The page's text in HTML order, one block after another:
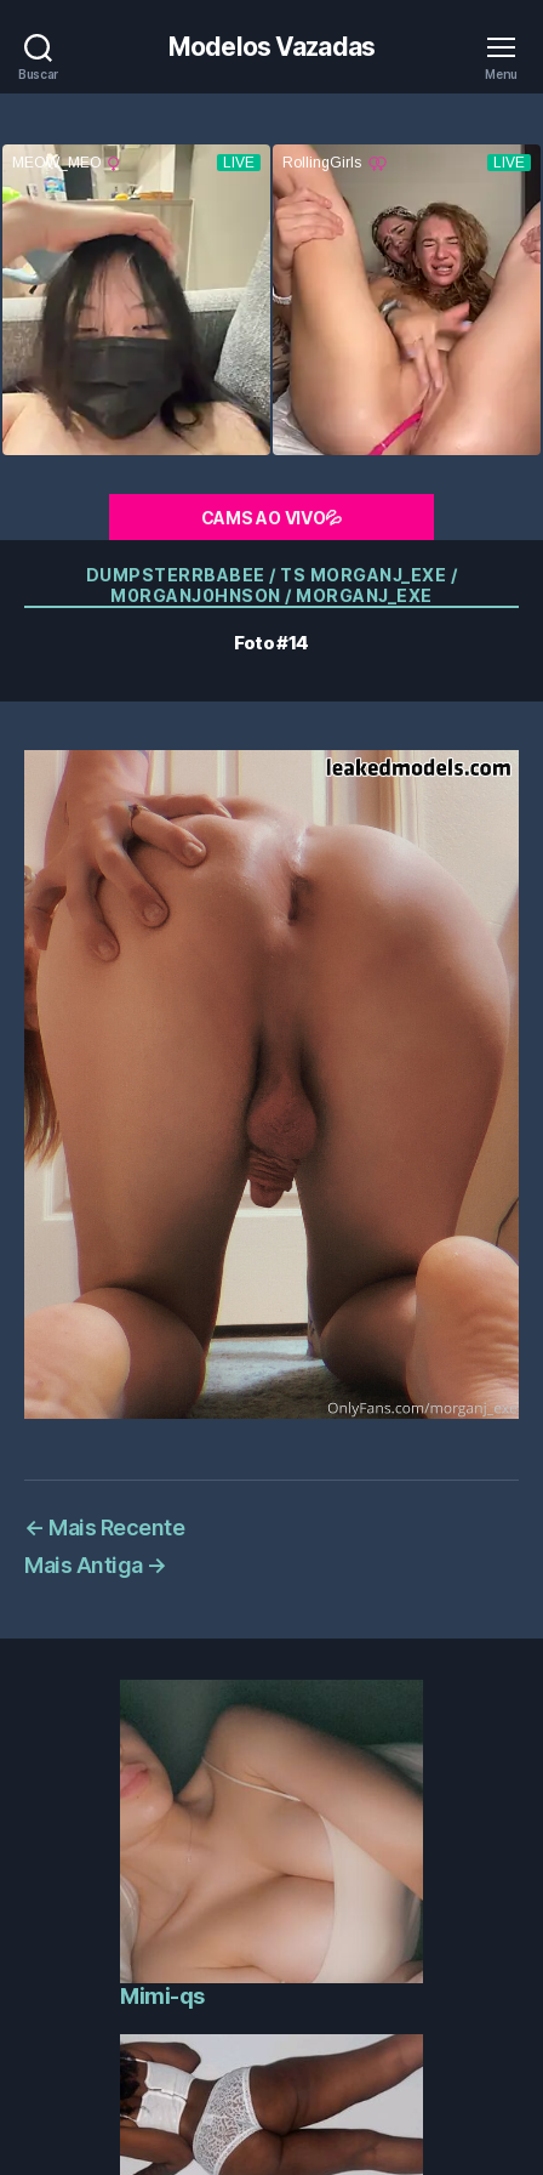
Buscar
Modelos Vazadas
Menu
CAMS AO VIVO💦
Categorias
DUMPSTERRBABEE / TS MORGANJ_EXE /
M0RGANJ0HNSON / MORGANJ_EXE
Foto #14
← Mais Recente
Mais Antiga →
Mimi-qs